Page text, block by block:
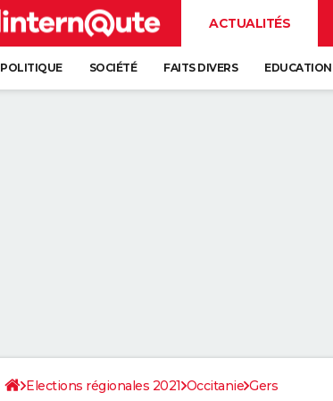
ACTUALITÉS
POLITIQUE SOCIÉTÉ FAITS DIVERS EDUCATION
Elections régionales 2021 Occitanie Gers